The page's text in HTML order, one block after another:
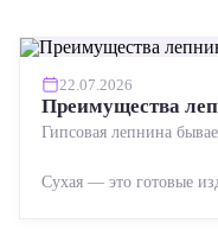
22.07.2026
Преимущества
Гипсовая лепнина
Сухая — это готовые